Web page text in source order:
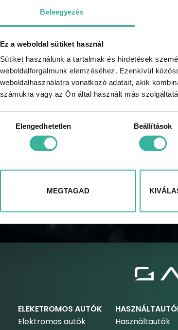
Beleegyezés
Ez a weboldal sütiket használ
Sütiket használunk a tartalmak és hirdetések
weboldalforgalmunk elemzéséhez. Ezenkívül
weboldalhasználatra vonatkozó adatait, akik
számukra vagy az Ön által használt más
Elengedhetetlen Beállítások
MEGTAGAD
az adatkezelési tájékoztatót.
tájékoztatást szeretne kapni a
ELEKETROMOS AUTÓK
Elektromos autók
Használtautók